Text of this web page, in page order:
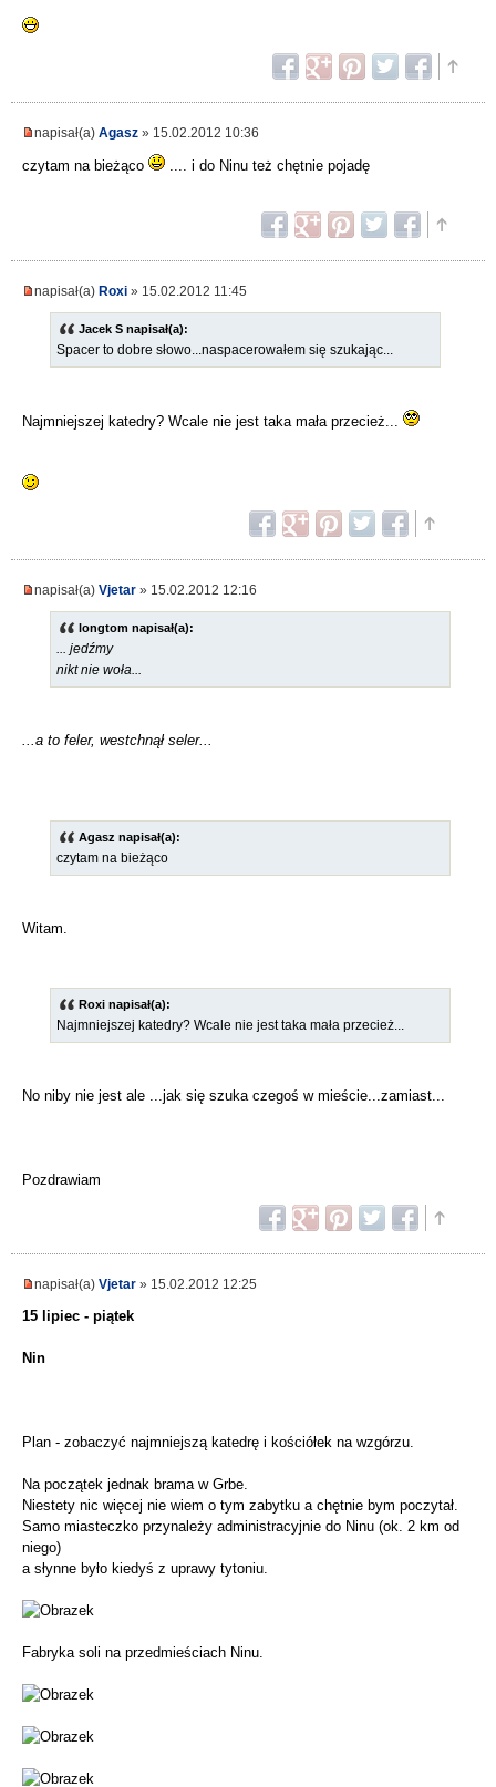
napisał(a) Agasz » 15.02.2012 10:36
czytam na bieżąco .... i do Ninu też chętnie pojadę
napisał(a) Roxi » 15.02.2012 11:45
Jacek S napisał(a):
Spacer to dobre słowo...naspacerowałem się szukając...
Najmniejszej katedry? Wcale nie jest taka mała przecież...
napisał(a) Vjetar » 15.02.2012 12:16
longtom napisał(a):
... jedźmy
nikt nie woła...
...a to feler, westchnął seler...
Agasz napisał(a):
czytam na bieżąco
Witam.
Roxi napisał(a):
Najmniejszej katedry? Wcale nie jest taka mała przecież...
No niby nie jest ale ...jak się szuka czegoś w mieście...zamiast...
Pozdrawiam
napisał(a) Vjetar » 15.02.2012 12:25
15 lipiec - piątek
Nin
Plan - zobaczyć najmniejszą katedrę i kościółek na wzgórzu.
Na początek jednak brama w Grbe.
Niestety nic więcej nie wiem o tym zabytku a chętnie bym poczytał.
Samo miasteczko przynależy administracyjnie do Ninu (ok. 2 km od
niego)
a słynne było kiedyś z uprawy tytoniu.
Fabryka soli na przedmieściach Ninu.